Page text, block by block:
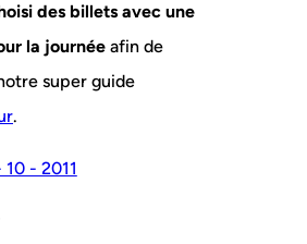
des billets avec une
la journée afin de
super guide
.